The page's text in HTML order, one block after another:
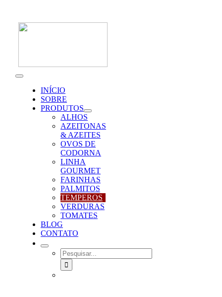
content
Toggle
NavigationINÍCIO
SOBRE
PRODUTOS
ALHOS
AZEITONAS
& AZEITES
OVOS DE
CODORNA
LINHA
GOURMET
FARINHAS
PALMITOS
TEMPEROS
VERDURAS
TOMATES
BLOG
CONTATO
SEARCH
FOR: